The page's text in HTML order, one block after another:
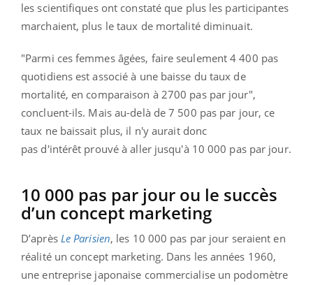
les scientifiques ont constaté que plus les participantes
marchaient, plus le taux de mortalité diminuait.
"Parmi ces femmes âgées, faire seulement 4 400 pas
quotidiens est associé à une baisse du taux de
mortalité, en comparaison à 2700 pas par jour",
concluent-ils. Mais au-delà de 7 500 pas par jour, ce
taux ne baissait plus, il n'y aurait donc
pas d'intérêt prouvé à aller jusqu'à 10 000 pas par jour.
10 000 pas par jour ou le succès
d’un concept marketing
D’après Le Parisien, les 10 000 pas par jour seraient en
réalité un concept marketing. Dans les années 1960,
une entreprise japonaise commercialise un podomètre